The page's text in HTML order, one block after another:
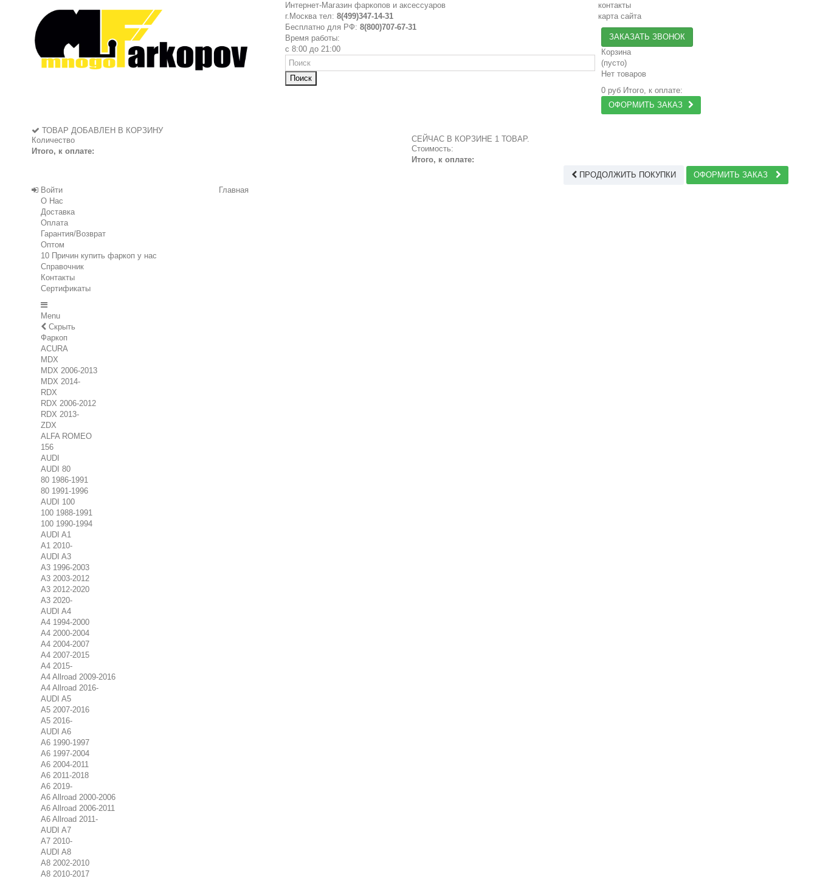
Интернет-Магазин фаркопов и аксессуаров
г.Москва тел: 8(499)347-14-31
Бесплатно для РФ: 8(800)707-67-31
Время работы:
с 8:00 до 21:00
Поиск
контакты
карта сайта
ЗАКАЗАТЬ ЗВОНОК
Корзина
(пусто)
Нет товаров
0 руб Итого, к оплате:
ОФОРМИТЬ ЗАКАЗ
ТОВАР ДОБАВЛЕН В КОРЗИНУ
Количество
Итого, к оплате:
СЕЙЧАС В КОРЗИНЕ 1 ТОВАР.
Стоимость:
Итого, к оплате:
ПРОДОЛЖИТЬ ПОКУПКИ
ОФОРМИТЬ ЗАКАЗ
Войти
Главная
О Нас
Доставка
Оплата
Гарантия/Возврат
Оптом
10 Причин купить фаркоп у нас
Справочник
Контакты
Сертификаты
Menu
Скрыть
Фаркоп
ACURA
MDX
MDX 2006-2013
MDX 2014-
RDX
RDX 2006-2012
RDX 2013-
ZDX
ALFA ROMEO
156
AUDI
AUDI 80
80 1986-1991
80 1991-1996
AUDI 100
100 1988-1991
100 1990-1994
AUDI A1
A1 2010-
AUDI A3
A3 1996-2003
A3 2003-2012
A3 2012-2020
A3 2020-
AUDI A4
A4 1994-2000
A4 2000-2004
A4 2004-2007
A4 2007-2015
A4 2015-
A4 Allroad 2009-2016
A4 Allroad 2016-
AUDI A5
A5 2007-2016
A5 2016-
AUDI A6
A6 1990-1997
A6 1997-2004
A6 2004-2011
A6 2011-2018
A6 2019-
A6 Allroad 2000-2006
A6 Allroad 2006-2011
A6 Allroad 2011-
AUDI A7
A7 2010-
AUDI A8
A8 2002-2010
A8 2010-2017